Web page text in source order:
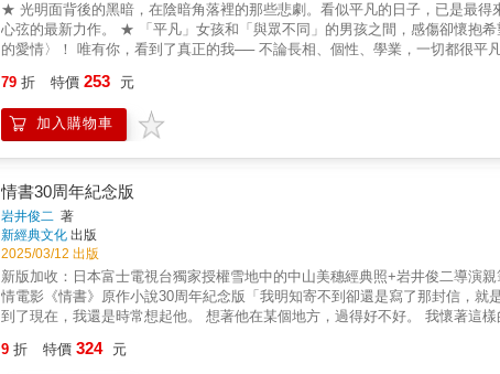
★ 光明面背後的黑暗，在陰暗角落裡的那些悲劇。看似平凡的日子，已是最
心弦的最新力作。 ★ 「平凡」女孩和「與眾不同」的男孩之間，感傷卻懷抱
的愛情〉！ 唯有你，看到了真正的我── 不論長相、個性、學業，一切都很平凡的高中生影子， 認為自己只是「永遠的配角」。 和她同班的真晝
不同世界的真晝感到自卑， 刻意和他保持距離， 卻因為一起擔任圖書委員，得知了他不為人知的一面──
形象， 是因為他付出不懈的努力才得以維持。 使真晝「特別」的從來不只是
得更彆扭。 厭倦平凡的自己，想逃離這樣的人生， 如果能生為「他」不知道該有多好&hellip;&hellip; 自己是多麼地不懂得死心，一味強求。 懷抱
真晝從人人稱羨的偶像一夕成為網路攻擊的眾矢之的， 激起影子想要守護真
79 折 特價 253 元
加入購物車
情書30周年紀念版
岩井俊二 著
新經典文化 出版
2025/03/12 出版
新版加收：日本富士電視台獨家授權雪地中的中山美穗經典照+岩井俊二導演
情電影《情書》原作小說30周年紀念版「我明知寄不到卻還是寫了那封信，
到了現在，我還是時常想起他。 想著他在某個地方，過得好不好。 我懷著
她寫了一封問候信，寄往藤井樹中學時曾居住的北海道小樽，那個地址現在
9 折 特價 324 元